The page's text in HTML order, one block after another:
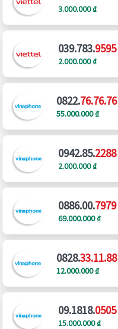
3.000.000 ₫
039.783.9595
2.000.000 ₫
0822.76.76.76
55.000.000 ₫
0942.85.2288
2.000.000 ₫
0886.00.7979
69.000.000 ₫
0828.33.11.88
12.000.000 ₫
09.1818.0505
15.000.000 ₫